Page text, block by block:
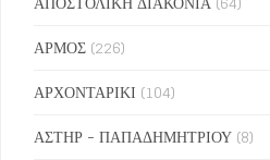
ΑΡΜΟΣ (226)
ΑΡΧΟΝΤΑΡΙΚΙ (104)
ΑΣΤΗΡ - ΠΑΠΑΔΗΜΗΤΡΙΟΥ (8)